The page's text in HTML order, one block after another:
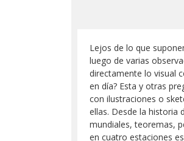
Lejos de lo que
luego de varias
directamente lo visual
en día? Esta y otras
con ilustraciones o
ellas. Desde la historia
mundiales, teoremas,
en cuatro estaciones